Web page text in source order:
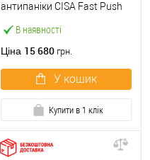
В наявності
антипаніки CISA Fast Push
точковий вбік червона
Ціна 15 680 грн.
У кошик
Купити в 1 клік